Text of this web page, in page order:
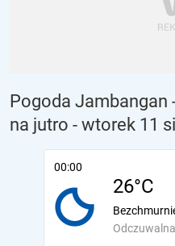
Pogoda Jambangan
na jutro - wtorek 11
00:00
26°C
Odczuwalna